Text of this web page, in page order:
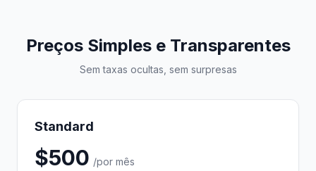
Preços Simples e Transparentes
Sem taxas ocultas, sem surpresas
Standard
$500 /por mês